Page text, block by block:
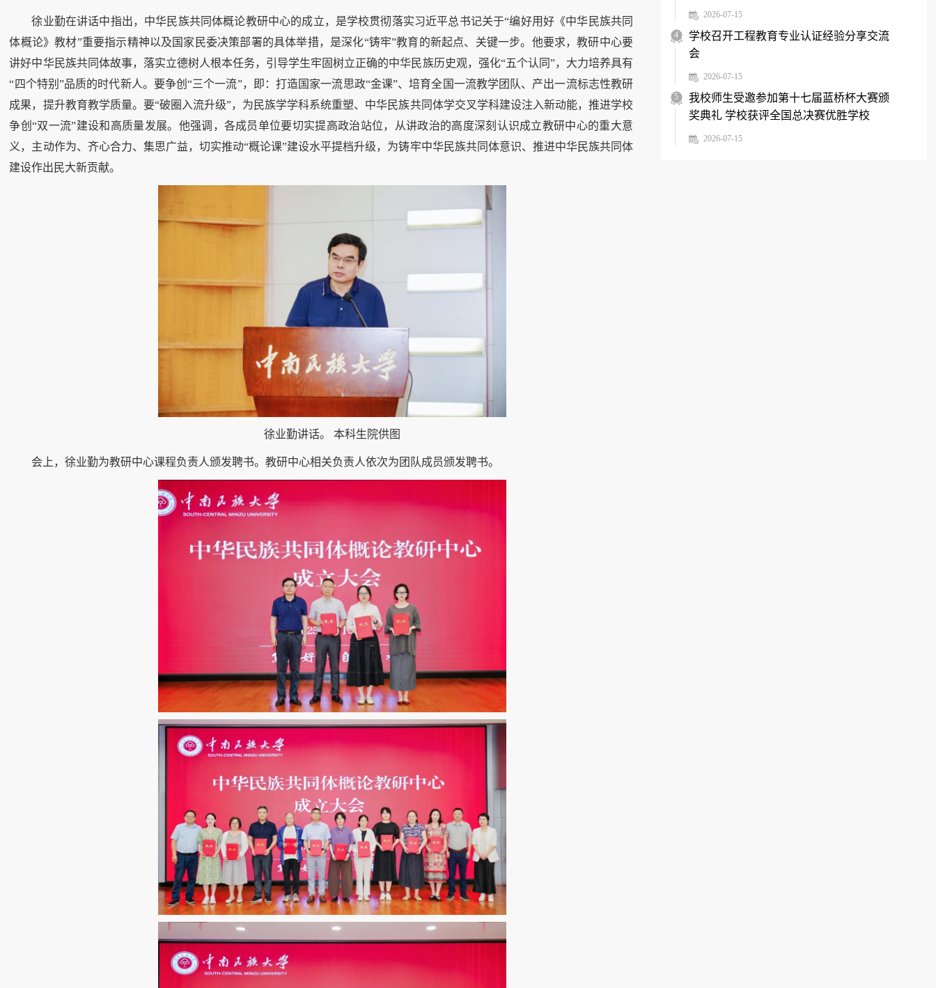
徐业勤在讲话中指出，中华民族共同体概论教研中心的成立，是学校贯彻落实习近平总书记关于“编好用好《中华民族共同
体概论》教材”重要指示精神以及国家民委决策部署的具体举措，是深化“铸牢”教育的新起点、关键一步。他要求，教研中心要
讲好中华民族共同体故事，落实立德树人根本任务，引导学生牢固树立正确的中华民族历史观，强化“五个认同”，大力培养具有
“四个特别”品质的时代新人。要争创“三个一流”，即：打造国家一流思政“金课”、培育全国一流教学团队、产出一流标志性教研
成果，提升教育教学质量。要“破圈入流升级”，为民族学学科系统重塑、中华民族共同体学交叉学科建设注入新动能，推进学校
争创“双一流”建设和高质量发展。他强调，各成员单位要切实提高政治站位，从讲政治的高度深刻认识成立教研中心的重大意
义，主动作为、齐心合力、集思广益，切实推动“概论课”建设水平提档升级，为铸牢中华民族共同体意识、推进中华民族共同体
建设作出民大新贡献。
徐业勤讲话。 本科生院供图
会上，徐业勤为教研中心课程负责人颁发聘书。教研中心相关负责人依次为团队成员颁发聘书。
2026-07-15
4
学校召开工程教育专业认证经验分享交流
会
2026-07-15
5
我校师生受邀参加第十七届蓝桥杯大赛颁
奖典礼 学校获评全国总决赛优胜学校
2026-07-15